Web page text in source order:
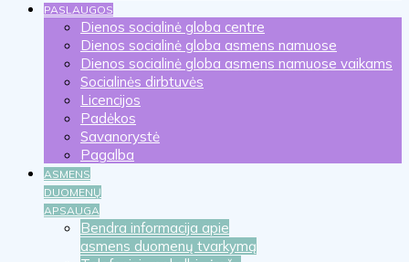
PASLAUGOS
Dienos socialinė globa centre
Dienos socialinė globa asmens namuose
Dienos socialinė globa asmens namuose vaikams
Socialinės dirbtuvės
Licencijos
Padėkos
Savanorystė
Pagalba
ASMENS
DUOMENŲ
APSAUGA
Bendra informacija apie
asmens duomenų tvarkymą